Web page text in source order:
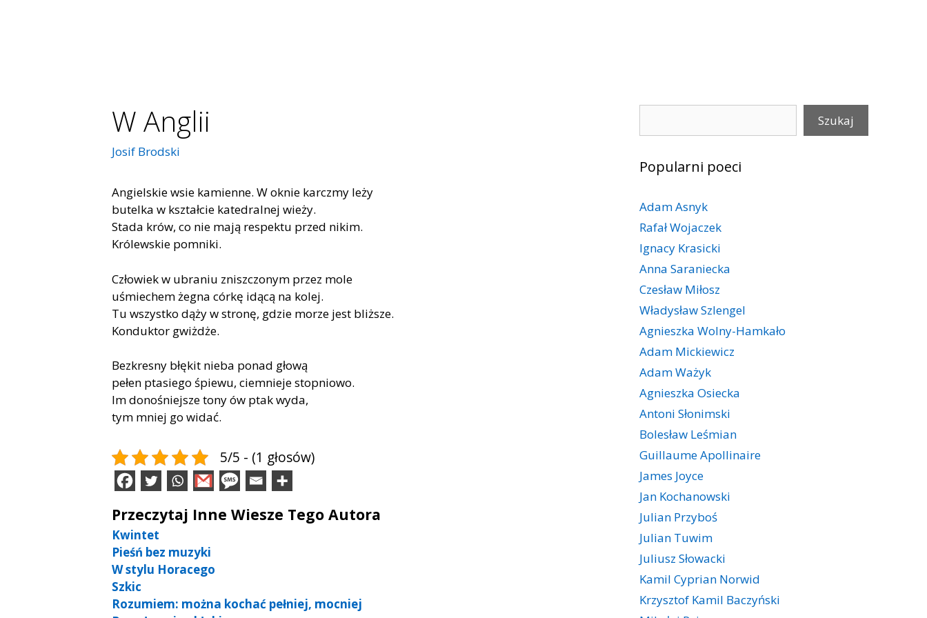
W Anglii
Josif Brodski
Angielskie wsie kamienne. W oknie karczmy leży
butelka w kształcie katedralnej wieży.
Stada krów, co nie mają respektu przed nikim.
Królewskie pomniki.
Człowiek w ubraniu zniszczonym przez mole
uśmiechem żegna córkę idącą na kolej.
Tu wszystko dąży w stronę, gdzie morze jest bliższe.
Konduktor gwiżdże.
Bezkresny błękit nieba ponad głową
pełen ptasiego śpiewu, ciemnieje stopniowo.
Im donośniejsze tony ów ptak wyda,
tym mniej go widać.
5/5 - (1 głosów)
Przeczytaj Inne Wiesze Tego Autora
Kwintet
Pieśń bez muzyki
W stylu Horacego
Szkic
Rozumiem: można kochać pełniej, mocniej
Szukaj
Popularni poeci
Adam Asnyk
Rafał Wojaczek
Ignacy Krasicki
Anna Saraniecka
Czesław Miłosz
Władysław Szlengel
Agnieszka Wolny-Hamkało
Adam Mickiewicz
Adam Ważyk
Agnieszka Osiecka
Antoni Słonimski
Bolesław Leśmian
Guillaume Apollinaire
James Joyce
Jan Kochanowski
Julian Przyboś
Julian Tuwim
Juliusz Słowacki
Kamil Cyprian Norwid
Krzysztof Kamil Baczyński